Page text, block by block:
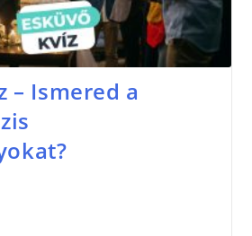
– Ismered a